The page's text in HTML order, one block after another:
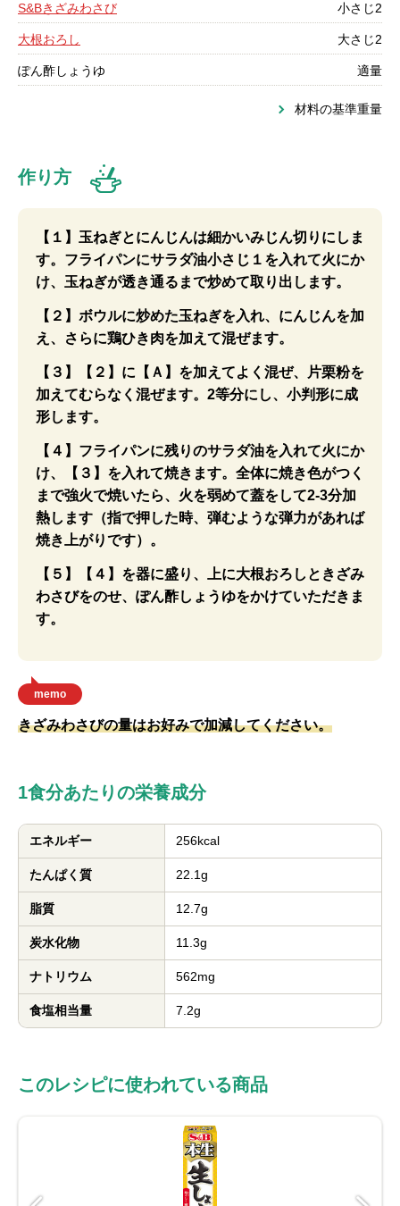
S&Bきざみわさび 小さじ2
大根おろし 大さじ2
ぽん酢しょうゆ 適量
材料の基準重量
作り方
【１】玉ねぎとにんじんは細かいみじん切りにしま
す。フライパンにサラダ油小さじ１を入れて火にか
け、玉ねぎが透き通るまで炒めて取り出します。
【２】ボウルに炒めた玉ねぎを入れ、にんじんを加
え、さらに鶏ひき肉を加えて混ぜます。
【３】【２】に【Ａ】を加えてよく混ぜ、片栗粉を
加えてむらなく混ぜます。2等分にし、小判形に成
形します。
【４】フライパンに残りのサラダ油を入れて火にか
け、【３】を入れて焼きます。全体に焼き色がつく
まで強火で焼いたら、火を弱めて蓋をして2-3分加
熱します（指で押した時、弾むような弾力があれば
焼き上がりです）。
【５】【４】を器に盛り、上に大根おろしときざみ
わさびをのせ、ぽん酢しょうゆをかけていただきま
す。
memo
きざみわさびの量はお好みで加減してください。
1食分あたりの栄養成分
エネルギー 256kcal
たんぱく質 22.1g
脂質 12.7g
炭水化物 11.3g
ナトリウム 562mg
食塩相当量 7.2g
このレシピに使われている商品